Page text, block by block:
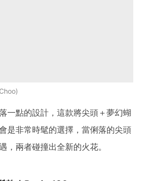
一點的設計，這款將尖頭＋夢幻蝴
是非常時髦的選擇，當俐落的尖頭
，兩者碰撞出全新的火花。